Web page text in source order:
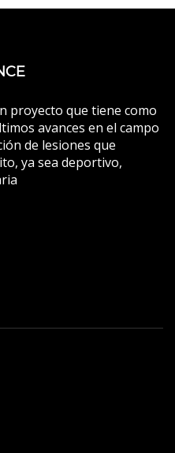
proyecto que tiene como
avances en el campo
de lesiones que
ya sea deportivo,